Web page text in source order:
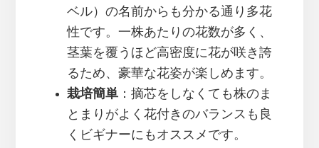
ベル）の名前からも分かる通り多花
性です。一株あたりの花数が多く、
茎葉を覆うほど高密度に花が咲き誇
るため、豪華な花姿が楽しめます。
栽培簡単：摘芯をしなくても株のま
とまりがよく花付きのバランスも良
くビギナーにもオススメです。